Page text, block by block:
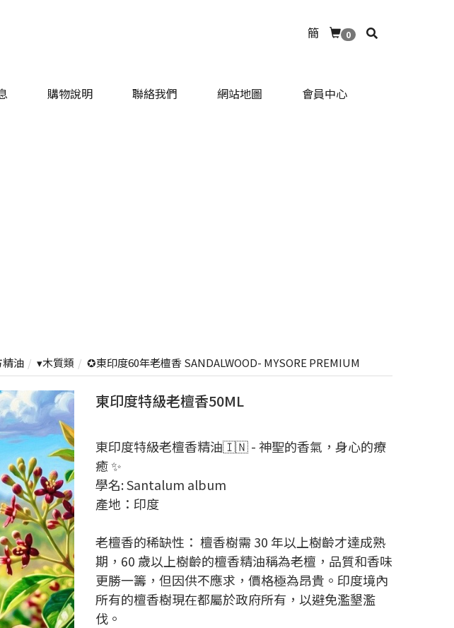
簡 0
購物說明 聯絡我們 網站地圖 會員中心
精油 ▾木質類 ✪東印度60年老檀香 SANDALWOOD- MYSORE PREMIUM
東印度特級老檀香50ML
東印度特級老檀香精油🇮🇳 - 神聖的香氣，身心的療
癒 ✨
學名: Santalum album
產地：印度
老檀香的稀缺性： 檀香樹需 30 年以上樹齡才達成熟
期，60 歲以上樹齡的檀香精油稱為老檀，品質和香味
更勝一籌，但因供不應求，價格極為昂貴。印度境內
所有的檀香樹現在都屬於政府所有，以避免濫墾濫
伐。